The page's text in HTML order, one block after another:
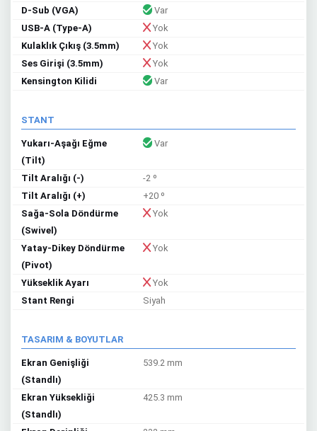
D-Sub (VGA)
Var
USB-A (Type-A)
Yok
Kulaklık Çıkış (3.5mm)
Yok
Ses Girişi (3.5mm)
Yok
Kensington Kilidi
Var
STANT
Yukarı-Aşağı Eğme
(Tilt)
Var
Tilt Aralığı (-)
-2 º
Tilt Aralığı (+)
+20 º
Sağa-Sola Döndürme
(Swivel)
Yok
Yatay-Dikey Döndürme
(Pivot)
Yok
Yükseklik Ayarı
Yok
Stant Rengi
Siyah
TASARIM & BOYUTLAR
Ekran Genişliği
(Standlı)
539.2 mm
Ekran Yüksekliği
(Standlı)
425.3 mm